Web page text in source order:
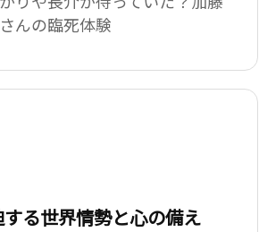
んの臨死体験
る世界情勢と心の備え